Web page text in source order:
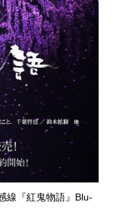
線『紅鬼物語』Blu-